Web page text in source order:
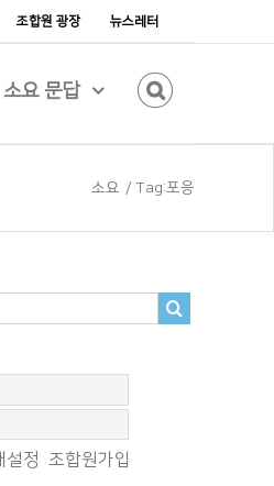
조합원 광장 뉴스레터
소요 문답
소요 / Tag:포응
설정 조합원가입